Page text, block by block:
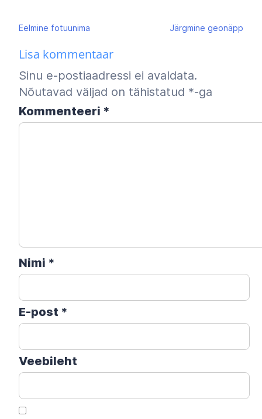
Navigeerimine
Eelmine fotuunima Järgmine geonäpp
Lisa kommentaar
Sinu e-postiaadressi ei avaldata.
Nõutavad väljad on tähistatud *-ga
Kommenteeri *
Nimi *
E-post *
Veebileht